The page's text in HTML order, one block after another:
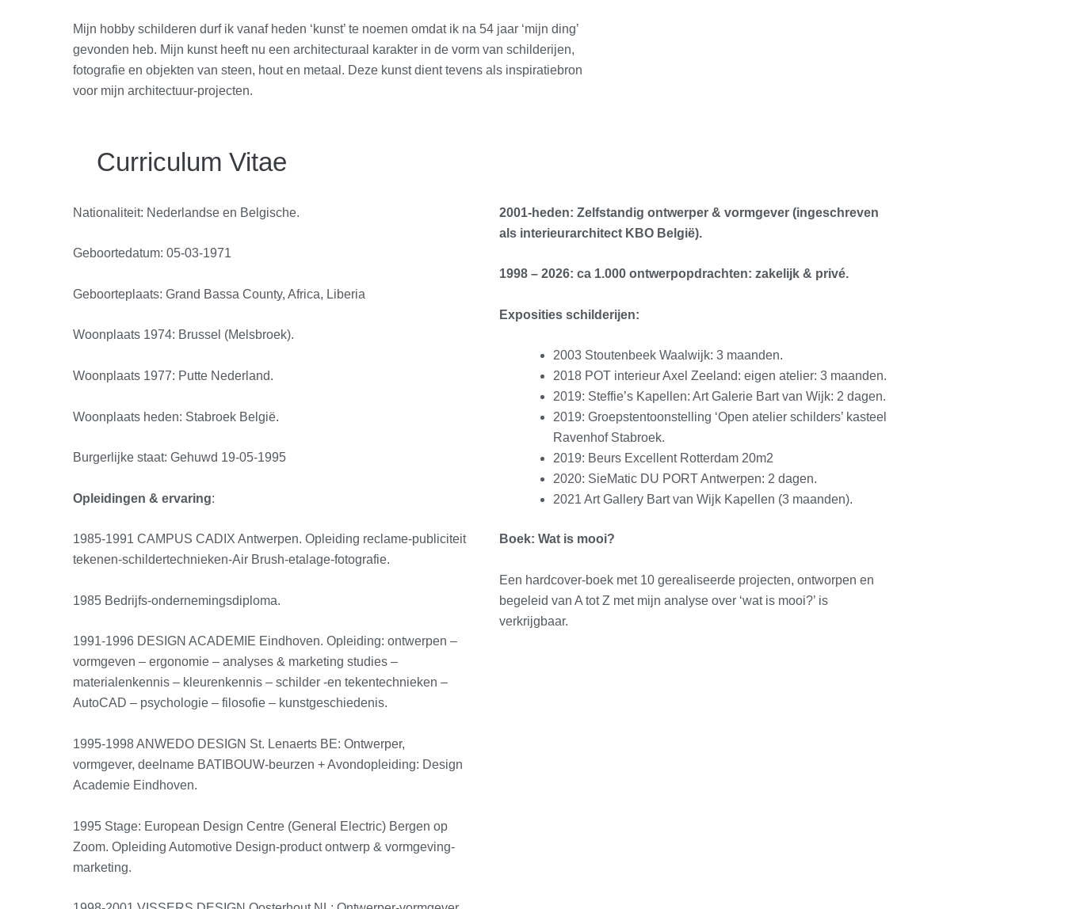
Mijn hobby schilderen durf ik vanaf heden ‘kunst’ te noemen omdat ik na 54 jaar ‘mijn ding’
gevonden heb. Mijn kunst heeft nu een architecturaal karakter in de vorm van schilderijen,
fotografie en objekten van steen, hout en metaal. Deze kunst dient tevens als inspiratiebron
voor mijn architectuur-projecten.
Curriculum Vitae
Nationaliteit: Nederlandse en Belgische.
Geboortedatum: 05-03-1971
Geboorteplaats: Grand Bassa County, Africa, Liberia
Woonplaats 1974: Brussel (Melsbroek).
Woonplaats 1977: Putte Nederland.
Woonplaats heden: Stabroek België.
Burgerlijke staat: Gehuwd 19-05-1995
Opleidingen & ervaring:
1985-1991 CAMPUS CADIX Antwerpen. Opleiding reclame-publiciteit
tekenen-schildertechnieken-Air Brush-etalage-fotografie.
1985 Bedrijfs-ondernemingsdiploma.
1991-1996 DESIGN ACADEMIE Eindhoven. Opleiding: ontwerpen –
vormgeven – ergonomie – analyses & marketing studies –
materialenkennis – kleurenkennis – schilder -en tekentechnieken –
AutoCAD – psychologie – filosofie – kunstgeschiedenis.
1995-1998 ANWEDO DESIGN St. Lenaerts BE: Ontwerper,
vormgever, deelname BATIBOUW-beurzen + Avondopleiding: Design
Academie Eindhoven.
1995 Stage: European Design Centre (General Electric) Bergen op
Zoom. Opleiding Automotive Design-product ontwerp & vormgeving-
marketing.
2001-heden: Zelfstandig ontwerper & vormgever (ingeschreven
als interieurarchitect KBO België).
1998 – 2026: ca 1.000 ontwerpopdrachten: zakelijk & privé.
Exposities schilderijen:
2003 Stoutenbeek Waalwijk: 3 maanden.
2018 POT interieur Axel Zeeland: eigen atelier: 3 maanden.
2019: Steffie’s Kapellen: Art Galerie Bart van Wijk: 2 dagen.
2019: Groepstentoonstelling ‘Open atelier schilders’ kasteel
Ravenhof Stabroek.
2019: Beurs Excellent Rotterdam 20m2
2020: SieMatic DU PORT Antwerpen: 2 dagen.
2021 Art Gallery Bart van Wijk Kapellen (3 maanden).
Boek: Wat is mooi?
Een hardcover-boek met 10 gerealiseerde projecten, ontworpen en
begeleid van A tot Z met mijn analyse over ‘wat is mooi?’ is
verkrijgbaar.